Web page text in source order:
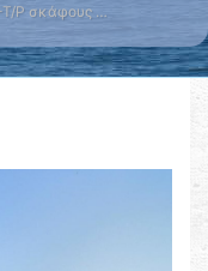
Τ/Ρ σκάφους …